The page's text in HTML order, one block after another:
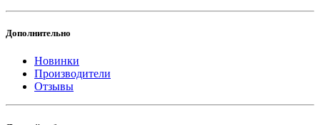
Дополнительно
Новинки
Производители
Отзывы